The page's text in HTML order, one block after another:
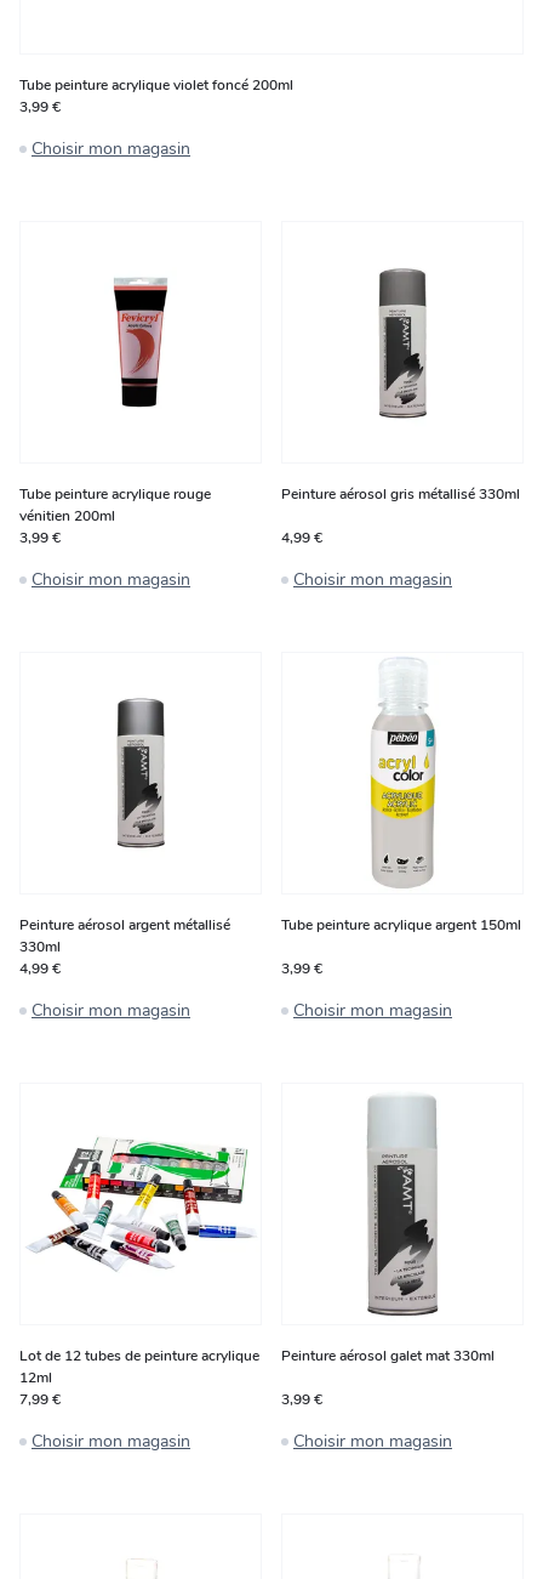
Tube peinture acrylique violet foncé 200ml
3,99 €
Choisir mon magasin
Tube peinture acrylique rouge
vénitien 200ml
3,99 €
Choisir mon magasin
Peinture aérosol gris métallisé 330ml
4,99 €
Choisir mon magasin
Peinture aérosol argent métallisé
330ml
4,99 €
Choisir mon magasin
Tube peinture acrylique argent 150ml
3,99 €
Choisir mon magasin
Lot de 12 tubes de peinture acrylique
12ml
7,99 €
Choisir mon magasin
Peinture aérosol galet mat 330ml
3,99 €
Choisir mon magasin